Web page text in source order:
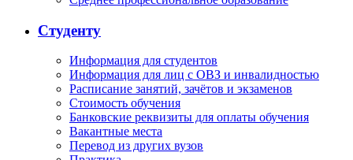
Студенту
Информация для студентов
Информация для лиц с ОВЗ и инвалидностью
Расписание занятий, зачётов и экзаменов
Стоимость обучения
Банковские реквизиты для оплаты обучения
Вакантные места
Перевод из других вузов